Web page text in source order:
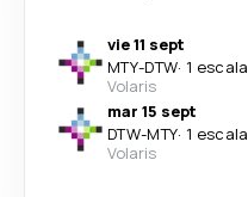
vie 11 sept
MTY-DTW· 1 escala
Volaris
mar 15 sept
DTW-MTY· 1 escala
Volaris